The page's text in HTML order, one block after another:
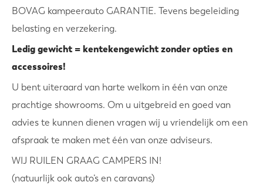
BOVAG kampeerauto GARANTIE. Tevens begeleiding
belasting en verzekering.
Ledig gewicht = kentekengewicht zonder opties en
accessoires!
U bent uiteraard van harte welkom in één van onze
prachtige showrooms. Om u uitgebreid en goed van
advies te kunnen dienen vragen wij u vriendelijk om een
afspraak te maken met één van onze adviseurs.
WIJ RUILEN GRAAG CAMPERS IN!
(natuurlijk ook auto’s en caravans)